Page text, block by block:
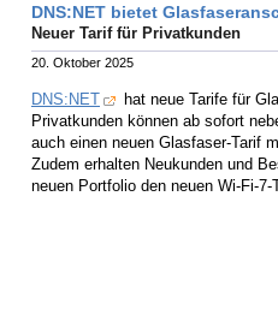
DNS:NET bietet
Neuer Tarif für Privatkunden
20. Oktober 2025
DNS:NET
hat neue Tarife für
Privatkunden können ab sofort
auch einen neuen Glasfaser-Tarif
Zudem erhalten Neukunden und
neuen Portfolio den neuen Wi-Fi-7-